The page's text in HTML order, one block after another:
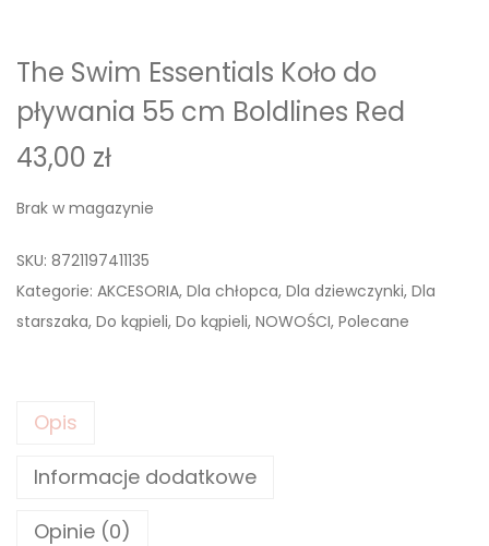
The Swim Essentials Koło do
pływania 55 cm Boldlines Red
43,00 zł
Brak w magazynie
SKU: 8721197411135
Kategorie: AKCESORIA, Dla chłopca, Dla dziewczynki, Dla
starszaka, Do kąpieli, Do kąpieli, NOWOŚCI, Polecane
Opis
Informacje dodatkowe
Opinie (0)